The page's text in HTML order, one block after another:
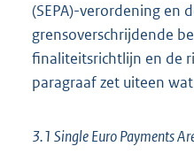
(SEPA)-verordening en
grensoverschrijdende
finaliteitsrichtlijn en de
paragraaf zet uiteen
3.1 Single Euro Payments